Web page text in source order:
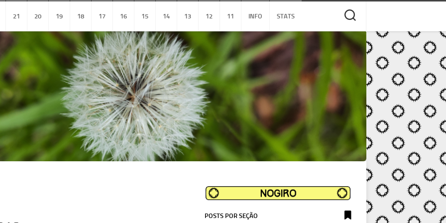
21 20 19 18 17 16 15 14 13 12 11 INFO STATS
POSTS POR SEÇÃO